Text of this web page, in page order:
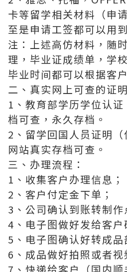
卡等留学相关材料（申
至是申请工签都可以用
注：上述高仿材料，随
理，毕业证成绩单，学
毕业时间都可以根据客
二、真实网上可查的证
1、教育部学历学位认
档可查，永久存档。
2、留学回国人员证明
网站真实存档可查。
三、办理流程：
1、收集客户办理信息；
2、客户付定金下单；
3、公司确认到账转制作
4、电子图做好发给客户
5、电子图确认好转成品
6、成品做好拍照或者视